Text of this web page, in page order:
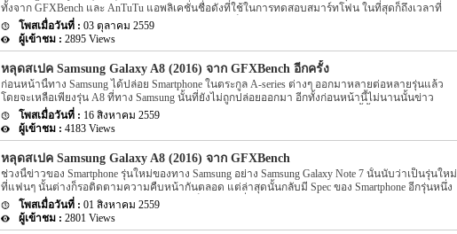
แต่ละประเทศในแถบเอเซีย […]
ทั้งจาก GFXBench และ AnTuTu แอพลิเคชั่นชื่อดังที่ใช้ในการทดสอบสมาร์ทโฟน ในที่สุดก็ถึงเวลาที่
Samsung จะเปิดตัว Samsung Galaxy A8 (2016) แบบเป็นทางการให้ทุกคนได้ทำความรู้จักกันเสียที
Samsung Galaxy A8 (2016) ได้เผยโฉมให้เห็นถึงการดีไซน์ที่ชาญฉลาด ที่เจาะกลุ่มเป้าหมายในตลาด
Home Market โดยเฉพาะ ซึ่งดีไซน์ที่เผยโฉมออกมานี้ก็ได้สร้างความประหลาดใจให้กับสาวกซัมซุงอยู่
ไม่น้อยเพราะมันมีรูปแบบที่ใกล้เคียงกับโมเดลต้นแบบมาก และการออกแบบตัวบอดี้ให้มีความบางลง
ทำจากวัสดุโลหะสีฟ้าสดใสก็เป็นสิ่งที่สร้างความน่าทึ่งที่น่าพอใจได้อยู่ไม่น้อย และเหนือสิ่งอื่นใด หน้า
จอขนาด 5.7 นิ้วแบบ AMOLED ที่มีการแสดงผลแบบ Full HD 1080p ให้ภาพที่คมชัดสีสันสดใส มีการ
ตอบสนองที่รวดเร็วต่อการใช้งานอีกทั้งยังประหยัดพลังงานได้อย่างยอดเยี่ยม ซึ่งถือว่าเป็นจุดเด่นหนึ่งที่
น่าสนใจของสมาร์ทโฟนรุ่นนี้เลยทีเดียว สเปคอื่นๆของ Samsung Galaxy A8 (2016) นั้นก็มีการใส่เข้ามา
อย่างเต็มที่ไม่ว่าจะเป็น RAM 3 GB ที่มีความเร็วสามารถใช้งานได้อย่างไหลลื่น ความจุตัวเครื่องขนาด
32 […]
03 ตุลาคม 2559
2895 Views
หลุดสเปค Samsung Galaxy A8 (2016) จาก GFXBench อีกครั้ง
ก่อนหน้านี้ทาง Samsung ได้ปล่อย Smartphone ในตระกูล A-series ต่างๆ ออกมาหลายต่อหลายรุ่นแล้ว
โดยจะเหลือเพียงรุ่น A8 ที่ทาง Samsung นั้นที่ยังไม่ถูกปล่อยออกมา อีกทั้งก่อนหน้านี้ไม่นานนั้นข่าว
ต่างๆ ของ Samsung Galaxy A8 (2016) ออกมาให้หลายๆ คนได้ทราบกัน แต่ล่าสุดนี้นั้นกลับมีข่าวล่าสุด
ของ Samsung Galaxy A8 (2016) ออกมาอีกครั้ง หากย้อนกลับไปเมื่อปลายเดือนกรกฏาคมที่ผ่านมานี้นั้น
ได้มีข่าวของ Samsung Galaxy A8 (2016) ออกมาแล้ว โดยข่าวในตอนนั้นเป็นสเปคของตัวเครื่องที่ถูก
เปิดเผยผ่านหน้าเว็บไซต์ benchmarked เชื่อถือได้ระดับหนึ่งอย่าง GFXBench นั้นเอง แต่ล่าสุดนั้นบนนหา
เว็บไซต์ GFXBench นั้นกลับมีรายละเอียดของ Samsung Galaxy A8 (2016) ถูกเปิดเผยออกมาอีกครั้ง โดย
Spec ของ Samsung Galaxy A8 (2016) ที่ถูกเปิดเผยจากหน้าเว็บไซต์ benchmarked […]
16 สิงหาคม 2559
4183 Views
หลุดสเปค Samsung Galaxy A8 (2016) จาก GFXBench
ช่วงนี้ข่าวของ Smartphone รุ่นใหม่ของทาง Samsung อย่าง Samsung Galaxy Note 7 นั้นนับว่าเป็นรุ่นใหม่
ที่แฟนๆ นั้นต่างก็รอติดตามความคืบหน้ากันตลอด แต่ล่าสุดนั้นกลับมี Spec ของ Smartphone อีกรุ่นหนึ่ง
ของทาง Samsung ถูกเปิดเผยลงบนอินเตอร์เน็ตอีกรุ่นหนึ่งแล้ว สำหรับ Smartphone รุ่นใหม่ของทาง
Samsung ที่มีรายละเอียดถูกเปิดเผยลงบนอินเตอร์เน็ตนั้นจะมีชื่อว่า SM-A810 หรือ Galaxy A8 (2016) นั้น
เอง โดยรายละเอียดของ Spec ภายในตัวเครื่องที่หลุดมาบนอินเตอร์เน็ตนั้นได้ถูกเปิดเผยบนหน้า
01 สิงหาคม 2559
2801 Views